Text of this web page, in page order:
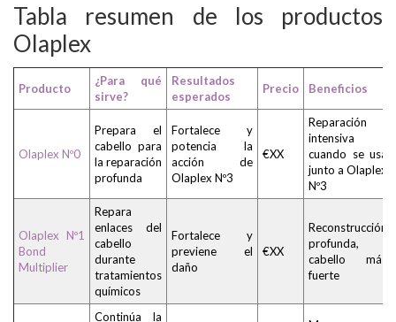
Tabla resumen de los productos
Olaplex
Producto
¿Para qué
sirve?
Resultados
esperados
Precio Beneficios
Olaplex Nº0
Prepara el
cabello para
la reparación
profunda
Fortalece y
potencia la
acción de
Olaplex Nº3
€XX
Reparación
intensiva
cuando se usa
junto a Olaplex
Nº3
Olaplex Nº1
Bond
Multiplier
Repara
enlaces del
cabello
durante
tratamientos
químicos
Fortalece y
previene el
daño
€XX
Reconstrucción
profunda,
cabello más
fuerte
Continúa la